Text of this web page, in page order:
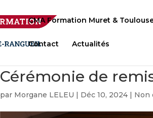
CMA Formation Muret &
Contact Actualités
Cérémonie de
par Morgane LELEU | Déc 10, 2024 | Non